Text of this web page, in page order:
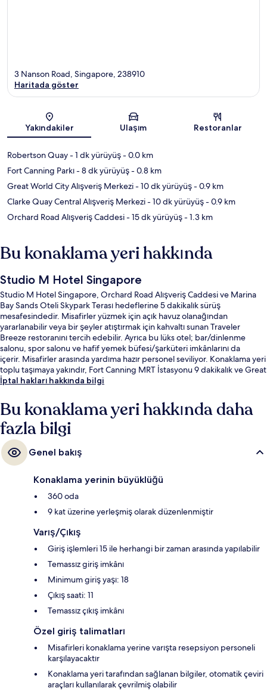
Harita
3 Nanson Road, Singapore, 238910
Haritada göster
Yakındakiler Ulaşım Restoranlar
Robertson Quay- 1 dk yürüyüş- 0.0 km
Fort Canning Parkı- 8 dk yürüyüş- 0.8 km
Great World City Alışveriş Merkezi- 10 dk yürüyüş- 0.9 km
Clarke Quay Central Alışveriş Merkezi- 10 dk yürüyüş- 0.9 km
Orchard Road Alışveriş Caddesi- 15 dk yürüyüş- 1.3 km
Bu konaklama yeri hakkında
Studio M Hotel Singapore
Studio M Hotel Singapore, Orchard Road Alışveriş Caddesi ve Marina
Bay Sands Oteli Skypark Terası hedeflerine 5 dakikalık sürüş
mesafesindedir. Misafirler yüzmek için açık havuz olanağından
yararlanabilir veya bir şeyler atıştırmak için kahvaltı sunan Traveler
Breeze restoranını tercih edebilir. Ayrıca bu lüks otel; bar/dinlenme
salonu, spor salonu ve hafif yemek büfesi/şarküteri imkânlarını da
içerir. Misafirler arasında yardıma hazır personel seviliyor. Konaklama yeri
toplu taşımaya yakındır, Fort Canning MRT İstasyonu 9 dakikalık ve Great
World İstasyonu 11 dakikalık yürüme mesafesindedir.
İptal hakları hakkında bilgi
Bu konaklama yeri hakkında daha
fazla bilgi
Genel bakış
Konaklama yerinin büyüklüğü
360 oda
9 kat üzerine yerleşmiş olarak düzenlenmiştir
Varış/Çıkış
Giriş işlemleri 15 ile herhangi bir zaman arasında yapılabilir
Temassız giriş imkânı
Minimum giriş yaşı: 18
Çıkış saati: 11
Temassız çıkış imkânı
Özel giriş talimatları
Misafirleri konaklama yerine varışta resepsiyon personeli
karşılayacaktır
Konaklama yeri tarafından sağlanan bilgiler, otomatik çeviri
araçları kullanılarak çevrilmiş olabilir